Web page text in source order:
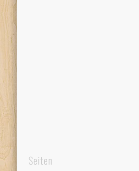
Seiten